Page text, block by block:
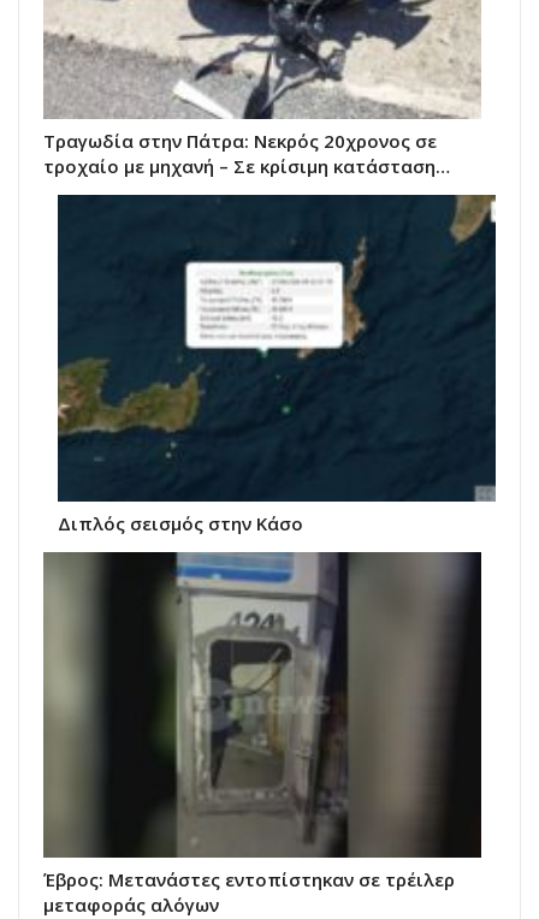
Τραγωδία στην Πάτρα: Νεκρός 20χρονος σε
τροχαίο με μηχανή – Σε κρίσιμη κατάσταση…
Διπλός σεισμός στην Κάσο
Έβρος: Μετανάστες εντοπίστηκαν σε τρέιλερ
μεταφοράς αλόγων